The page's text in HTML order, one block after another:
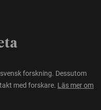
forskning. Dessutom
med forskare. Läs mer om